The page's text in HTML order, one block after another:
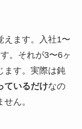
えます。入社1〜
。それが3〜6ヶ
ます。実際は鈍
ているだけなの
ん。